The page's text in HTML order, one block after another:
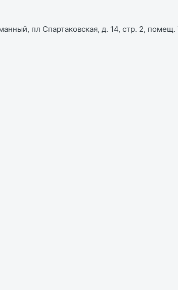
пл Спартаковская, д. 14, стр. 2, помещ.